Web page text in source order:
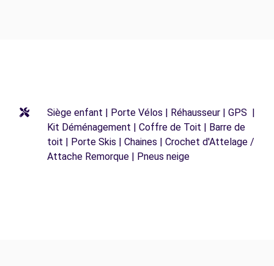
Siège enfant | Porte Vélos | Réhausseur | GPS |
Kit Déménagement | Coffre de Toit | Barre de
toit | Porte Skis | Chaines | Crochet d'Attelage /
Attache Remorque | Pneus neige